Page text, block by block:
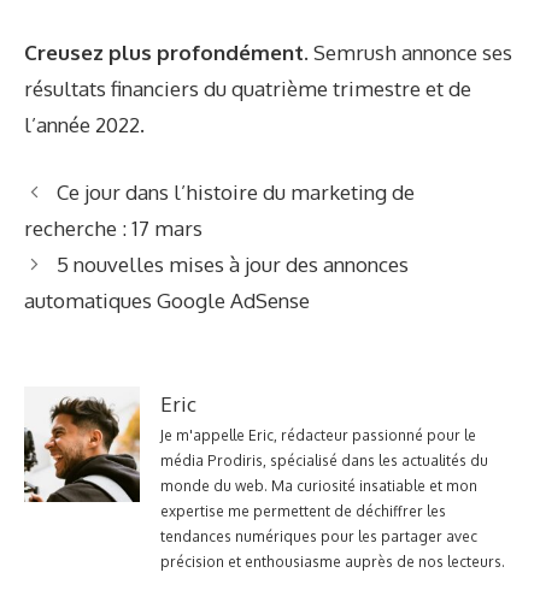
Creusez plus profondément. Semrush annonce ses
résultats financiers du quatrième trimestre et de
l’année 2022.
Ce jour dans l’histoire du marketing de
recherche : 17 mars
5 nouvelles mises à jour des annonces
automatiques Google AdSense
Eric
Je m'appelle Eric, rédacteur passionné pour le
média Prodiris, spécialisé dans les actualités du
monde du web. Ma curiosité insatiable et mon
expertise me permettent de déchiffrer les
tendances numériques pour les partager avec
précision et enthousiasme auprès de nos lecteurs.